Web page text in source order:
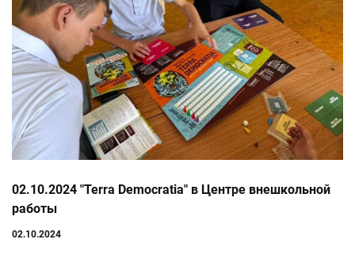
02.10.2024 "Terra Democratia" в Центре внешкольной
работы
02.10.2024